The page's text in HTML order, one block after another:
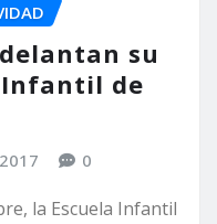
su
de
0
la Escuela Infantil